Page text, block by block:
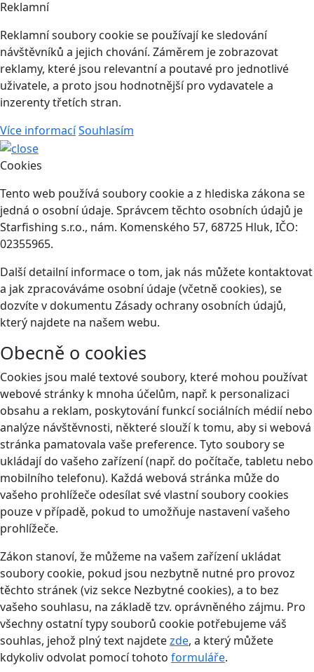
Reklamní
Reklamní soubory cookie se používají ke sledování
návštěvníků a jejich chování. Záměrem je zobrazovat
reklamy, které jsou relevantní a poutavé pro jednotlivé
uživatele, a proto jsou hodnotnější pro vydavatele a
inzerenty třetích stran.
Více informacíSouhlasím
Cookies
Tento web používá soubory cookie a z hlediska zákona se
jedná o osobní údaje. Správcem těchto osobních údajů je
Starfishing s.r.o., nám. Komenského 57, 68725 Hluk, IČO:
02355965.
Další detailní informace o tom, jak nás můžete kontaktovat
a jak zpracováváme osobní údaje (včetně cookies), se
dozvíte v dokumentu Zásady ochrany osobních údajů,
který najdete na našem webu.
Obecně o cookies
Cookies jsou malé textové soubory, které mohou používat
webové stránky k mnoha účelům, např. k personalizaci
obsahu a reklam, poskytování funkcí sociálních médií nebo
analýze návštěvnosti, některé slouží k tomu, aby si webová
stránka pamatovala vaše preference. Tyto soubory se
ukládají do vašeho zařízení (např. do počítače, tabletu nebo
mobilního telefonu). Každá webová stránka může do
vašeho prohlížeče odesílat své vlastní soubory cookies
pouze v případě, pokud to umožňuje nastavení vašeho
prohlížeče.
Zákon stanoví, že můžeme na vašem zařízení ukládat
soubory cookie, pokud jsou nezbytně nutné pro provoz
těchto stránek (viz sekce Nezbytné cookies), a to bez
vašeho souhlasu, na základě tzv. oprávněného zájmu. Pro
všechny ostatní typy souborů cookie potřebujeme váš
souhlas, jehož plný text najdetezde, a který můžete
kdykoliv odvolat pomocí tohoto formuláře.